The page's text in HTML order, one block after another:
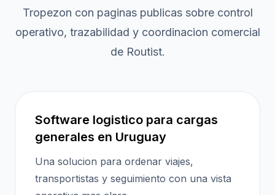
Tropezon con paginas publicas sobre control
operativo, trazabilidad y coordinacion comercial
de Routist.
Software logistico para cargas
generales en Uruguay
Una solucion para ordenar viajes,
transportistas y seguimiento con una vista